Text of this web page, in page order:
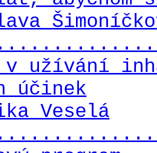
v užívání
účinek
Veselá